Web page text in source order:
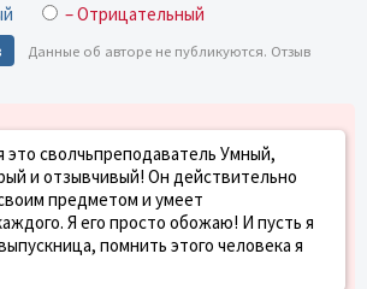
– Отрицательный
Данные об авторе не публикуются. Отзыв
это сволчьпреподаватель Умный,
и отзывчивый! Он действительно
предметом и умеет
Я его просто обожаю! И пусть я
помнить этого человека я